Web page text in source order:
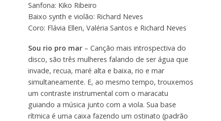
Sanfona: Kiko Ribeiro
Baixo synth e violão: Richard Neves
Coro: Flávia Ellen, Valéria Santos e Richard Neves
Sou rio pro mar– Canção mais introspectiva do
disco, são três mulheres falando de ser água que
invade, recua, maré alta e baixa, rio e mar
simultaneamente. E, ao mesmo tempo, trouxemos
um contraste instrumental com o maracatu
guiando a música junto com a viola. Sua base
rítmica é uma caixa fazendo um ostinato (padrão